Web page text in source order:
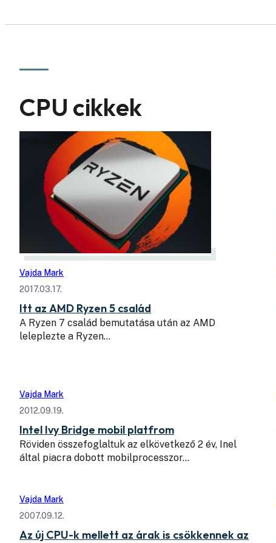
CPU cikkek
Vajda Mark
2017.03.17.
Itt az AMD Ryzen 5 család
A Ryzen 7 család bemutatása után az AMD
leleplezte a Ryzen…
Vajda Mark
2012.09.19.
Intel Ivy Bridge mobil platfrom
Röviden összefoglaltuk az elkövetkező 2 év, Inel
által piacra dobott mobilprocesszor…
Vajda Mark
2007.09.12.
Az új CPU-k mellett az árak is csökkennek az